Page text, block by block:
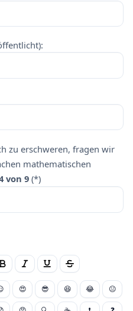
zu erschweren, fragen wir
mathematischen
von 9 (*)
😍 😎 😆 😂 😐